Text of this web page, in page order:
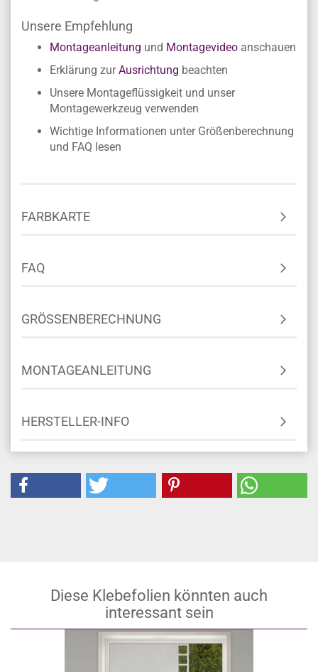
Unsere Empfehlung
Montageanleitung und Montagevideo anschauen
Erklärung zurAusrichtung beachten
Unsere Montageflüssigkeit und unser
Montagewerkzeug verwenden
Wichtige Informationen unter Größenberechnung
und FAQ lesen
FARBKARTE
FAQ
GRÖSSENBERECHNUNG
MONTAGEANLEITUNG
HERSTELLER-INFO
Diese Klebefolien könnten auch
interessant sein